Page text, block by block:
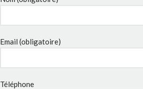
Email (obligatoire)
Téléphone